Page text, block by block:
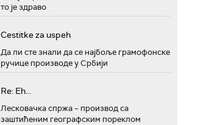
то је здраво
Cestitke za uspeh
Да ли сте знали да се најбоље грамофонске
ручице производе у Србији
Re: Eh...
Лесковачка спржа – производ са
заштићеним географским пореклом